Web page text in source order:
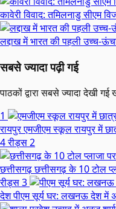
कावेरी विवाद: तमिलनाडु सीएम
लद्दाख में भारत की पहली उच्च-
सबसे ज्यादा पढ़ी गई
पाठकों द्वारा सबसे ज्यादा देखी गई
1
रायपुरएमजीएम स्कूल रायपुर में
4 रीड्स2
छत्तीसगढ़छत्तीसगढ़ के 10 टोल
रीड्स3
देशपीएम सूर्य घर: लखनऊ देश में